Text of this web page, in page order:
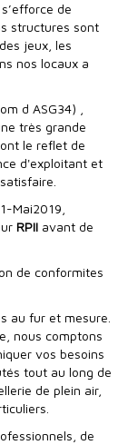
de
structures sont
jeux, les
nos locaux a
d ASG34) ,
très grande
le reflet de
d'exploitant et
Mai2019,
RPII avant de
de conformites
au fur et mesure.
nous comptons
vos besoins
tout au long de
de plein air,
de